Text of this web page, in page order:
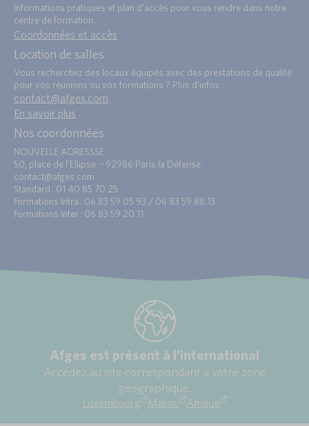
Informations pratiques et plan d’accès pour vous rendre dans notre
centre de formation.
Coordonnées et accès
Location de salles
Vous recherchez des locaux équipés avec des prestations de qualité
pour vos réunions ou vos formations ? Plus d’infos :
contact@afges.com
En savoir plus
Nos coordonnées
NOUVELLE ADRESSSE :
50, place de l’Ellipse – 92986 Paris la Défense
contact@afges.com
Standard : 01 40 85 70 25
Formations Intra : 06 83 59 05 93 / 06 83 59 88 13
Formations Inter : 06 83 59 20 11
Afges est présent à l’international
Accédez au site correspondant à votre zone
géographique.
Luxembourg Maroc Afrique